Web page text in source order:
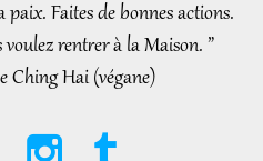
of 2
paix. Faites de bonnes actions.
rentrer à la Maison. ”
Ching Hai (végane)